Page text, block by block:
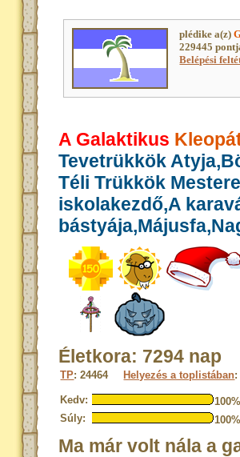
plédike a(z)
229445
Belépési
A Galaktikus
Tevetrükkök
Téli Trükkök
iskolakezdő,A
Életkora: 7294 nap
TP: 24464 Helyezés a toplistában:
Kedv:
100%
Súly:
100%
Ma már volt nála a